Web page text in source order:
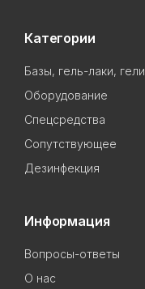
Категории
Базы, гель-лаки, гели
Оборудование
Спецсредства
Сопутствующее
Дезинфекция
Информация
Вопросы-ответы
О нас